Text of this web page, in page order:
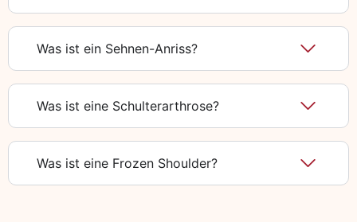
Was ist ein Sehnen-Anriss?
Was ist eine Schulterarthrose?
Was ist eine Frozen Shoulder?